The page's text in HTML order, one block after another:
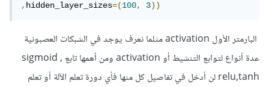
,hidden_layer_sizes=(100, 3))
البارمتر الأول activation مثلما نعرف يوجد في الشبكات العصبونية
عدة أنواع لتوابع التنشيط أو activation ومن أهمها تابع sigmoid ,
relu,tanh لن أدخل في تفاصيل كل منها فأي دورة تعلم الآلة أو تعلم